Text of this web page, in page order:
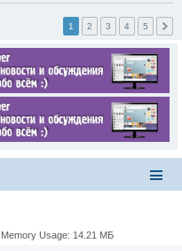
1 2 3 4 5
Usage: 14.21 МБ